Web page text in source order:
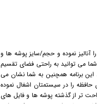
ارزشمند دیسک ذخیره می شود.
آنالیز نموده و حجم/سایز پوشه ها و
می توانید به راحتی فضای تقسیم
برنامه همچنین به شما نشان می
را در سیستمتان اشغال نموده
تر از گذشته پوشه ها و فایل های
را بهتر مدیریت کنید. این